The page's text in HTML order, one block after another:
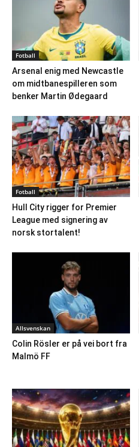
Fotball
Arsenal enig med Newcastle
om midtbanespilleren som
benker Martin Ødegaard
Fotball
Hull City rigger for Premier
League med signering av
norsk stortalent!
Allsvenskan
Colin Rösler er på vei bort fra
Malmö FF